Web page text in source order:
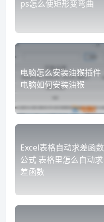
ps怎么使矩形变弯曲
电脑怎么安装油猴插件
电脑如何安装油猴
Excel表格自动求差函数
公式 表格里怎么自动求
差函数